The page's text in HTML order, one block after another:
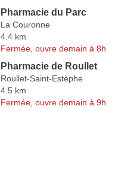
Pharmacie du Parc
La Couronne
4.4 km
Fermée, ouvre demain à 8h
Pharmacie de Roullet
Roullet-Saint-Estèphe
4.5 km
Fermée, ouvre demain à 9h